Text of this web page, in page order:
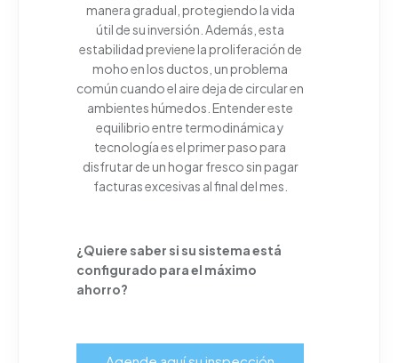
manera gradual, protegiendo la vida
útil de su inversión. Además, esta
estabilidad previene la proliferación de
moho en los ductos, un problema
común cuando el aire deja de circular en
ambientes húmedos. Entender este
equilibrio entre termodinámica y
tecnología es el primer paso para
disfrutar de un hogar fresco sin pagar
facturas excesivas al final del mes.
¿Quiere saber si su sistema está
configurado para el máximo
ahorro?